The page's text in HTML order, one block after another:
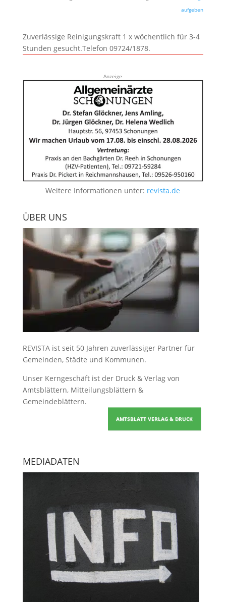
aufgeben
Zuverlässige Reinigungskraft 1 x wöchentlich für 3-4
Stunden gesucht.Telefon 09724/1878.
Anzeige
Weitere Informationen unter: revista.de
ÜBER UNS
REVISTA ist seit 50 Jahren zuverlässiger Partner für
Gemeinden, Städte und Kommunen.
Unser Kerngeschäft ist der Druck & Verlag von
Amtsblättern, Mitteilungsblättern &
Gemeindeblättern.
AMTSBLATT VERLAG & DRUCK
MEDIADATEN